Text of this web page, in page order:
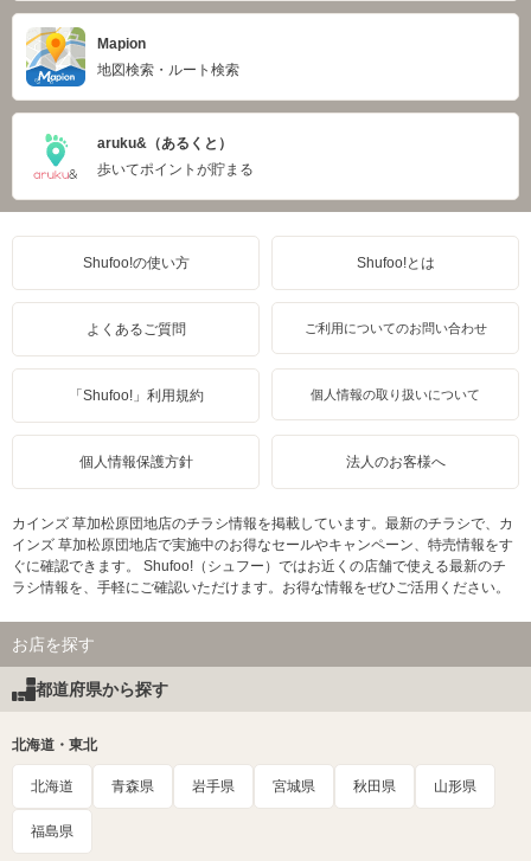
Mapion
地図検索・ルート検索
aruku&（あるくと）
歩いてポイントが貯まる
Shufoo!の使い方 Shufoo!とは
よくあるご質問 ご利用についてのお問い合わせ
「Shufoo!」利用規約 個人情報の取り扱いについて
個人情報保護方針 法人のお客様へ
カインズ 草加松原団地店のチラシ情報を掲載しています。最新のチラシで、カ
インズ 草加松原団地店で実施中のお得なセールやキャンペーン、特売情報をす
ぐに確認できます。 Shufoo!（シュフー）ではお近くの店舗で使える最新のチ
ラシ情報を、手軽にご確認いただけます。お得な情報をぜひご活用ください。
お店を探す
都道府県から探す
北海道・東北
北海道 青森県 岩手県 宮城県 秋田県 山形県
福島県